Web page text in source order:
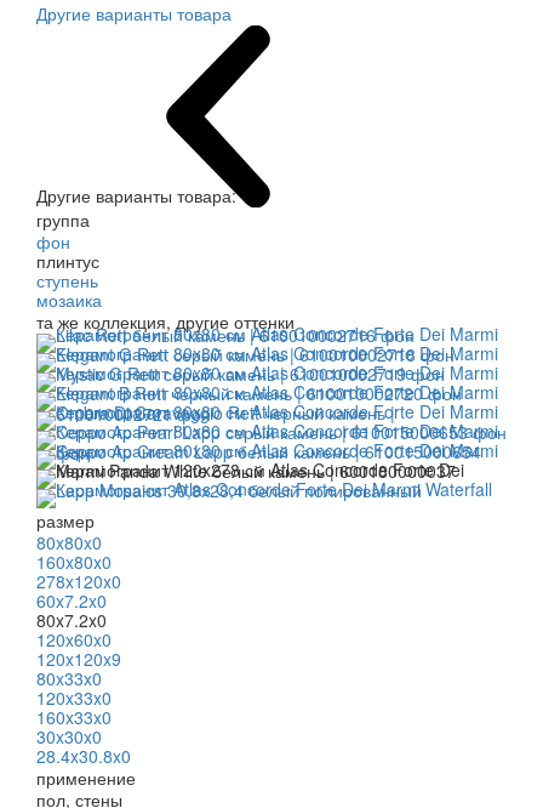
Другие варианты товара
Другие варианты товара:
группа
фон
плинтус
ступень
мозаика
та же коллекция, другие оттенки
размер
80x80x0
160x80x0
278x120x0
60x7.2x0
80x7.2x0
120x60x0
120x120x9
80x33x0
120x33x0
160x33x0
30x30x0
28.4x30.8x0
применение
пол, стены